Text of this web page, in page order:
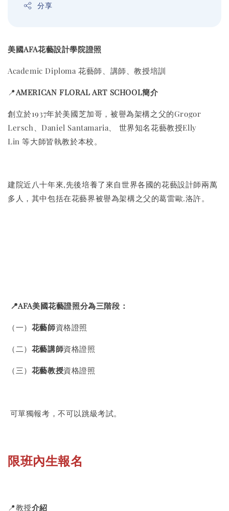
分享
美國AFA花藝設計學院證照
Academic Diploma 花藝師、講師、教授培訓
📍AMERICAN FLORAL ART SCHOOL簡介
創立於1937年於美國芝加哥，被譽為架構之⽗的Grogor
Lersch、Daniel Santamaria、 世界知名花藝教授Elly
Lin 等⼤師皆執教於本校。
建院近八十年來,先後培養了來自世界各國的花藝設計師兩萬
多人，其中包括在花藝界被譽為架構之父的葛雷歐.洛許。
📍AFA美國花藝證照分為三階段：
（一） 花藝師資格證照
（二） 花藝講師資格證照
（三） 花藝教授資格證照
可單獨報考，不可以跳級考試。
限班內生報名
📍教授介紹